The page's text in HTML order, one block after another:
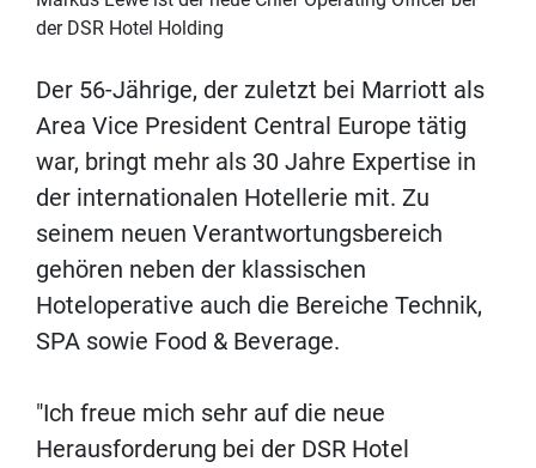
der DSR Hotel Holding
Der 56-Jährige, der zuletzt bei Marriott als
Area Vice President Central Europe tätig
war, bringt mehr als 30 Jahre Expertise in
der internationalen Hotellerie mit. Zu
seinem neuen Verantwortungsbereich
gehören neben der klassischen
Hoteloperative auch die Bereiche Technik,
SPA sowie Food & Beverage.
"Ich freue mich sehr auf die neue
Herausforderung bei der DSR Hotel